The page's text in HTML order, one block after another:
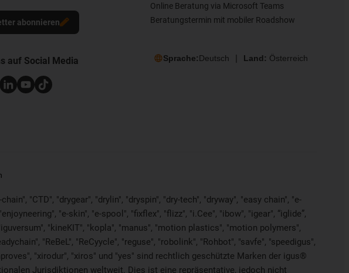
abonnieren
Online Beratung via Microsoft Teams
Beratungstermin mit mobiler Roadshow
auf Social Media Sprache:Deutsch Land: Österreich
"CTD", "drygear", "drylin", "dryspin", "dry-tech", "dryway", "easy chain", "e-
"e-skin", "e-spool", "fixflex", "flizz", "i.Cee", "ibow", "igear", “iglide”,
"kineKIT", "kopla", "manus", "motion plastics", "motion polymers",
"ReBeL", "ReCyycle", "reguse", "robolink", "Rohbot", "savfe", "speedigus",
"xirodur", "xiros" und "yes" sind rechtlich geschützte Marken der igus®
Jurisdiktionen weltweit. Dies ist eine repräsentative, jedoch nicht